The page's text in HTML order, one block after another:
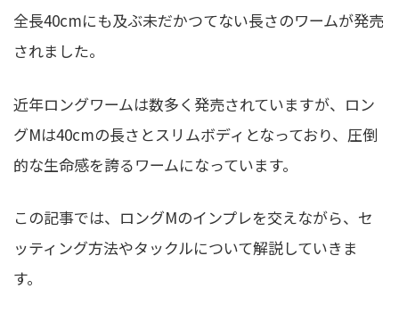
全長40cmにも及ぶ未だかつてない長さのワームが発売
されました。
近年ロングワームは数多く発売されていますが、ロン
グMは40cmの長さとスリムボディとなっており、圧倒
的な生命感を誇るワームになっています。
この記事では、ロングMのインプレを交えながら、セ
ッティング方法やタックルについて解説していきま
す。